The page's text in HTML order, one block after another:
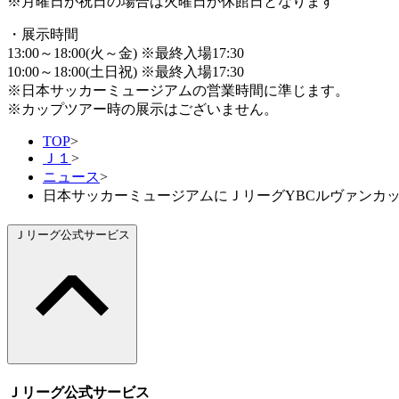
・展示時間
13:00～18:00(火～金) ※最終入場17:30
10:00～18:00(土日祝) ※最終入場17:30
※日本サッカーミュージアムの営業時間に準じます。
※カップツアー時の展示はございません。
TOP>
Ｊ１ >
ニュース>
日本サッカーミュージアムにＪリーグYBCルヴァンカ
Ｊリーグ公式サービス
Ｊリーグ公式サービス